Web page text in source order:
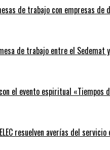
de trabajo con empresas de
de trabajo entre el Sedemat
el evento espiritual «Tiempos
resuelven averías del